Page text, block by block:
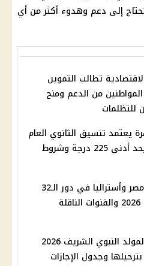
إلى دعم وهدوء أكثر من أي
تطالب التموين
من الدعم ومنح
يعتمد تنسيق الثانوي العام
2026/2027 بحد أدنى 225 درجة وشروط
موعد مباراة مصر وأستراليا في دور الـ32
موعد إجازة المولد النبوي الشريف 2026
وجدول الإجازات